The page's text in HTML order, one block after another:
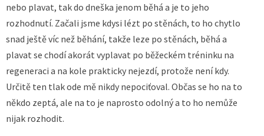
nebo plavat, tak do dneška jenom běhá a je to jeho
rozhodnutí. Začali jsme kdysi lézt po stěnách, to ho chytlo
snad ještě víc než běhání, takže leze po stěnách, běhá a
plavat se chodí akorát vyplavat po běžeckém tréninku na
regeneraci a na kole prakticky nejezdí, protože není kdy.
Určitě ten tlak ode mě nikdy nepociťoval. Občas se ho na to
někdo zeptá, ale na to je naprosto odolný a to ho nemůže
nijak rozhodit.